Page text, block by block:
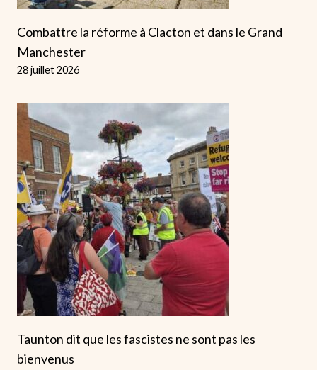
Combattre la réforme à Clacton et dans le Grand
Manchester
28 juillet 2026
Taunton dit que les fascistes ne sont pas les
bienvenus